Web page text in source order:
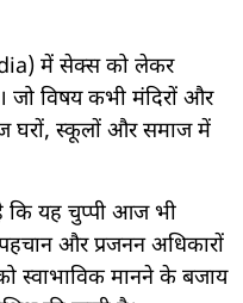
में सेक्स को लेकर
विषय कभी मंदिरों और
घरों, स्कूलों और समाज में
कि यह चुप्पी आज भी
और प्रजनन अधिकारों
स्वाभाविक मानने के बजाय